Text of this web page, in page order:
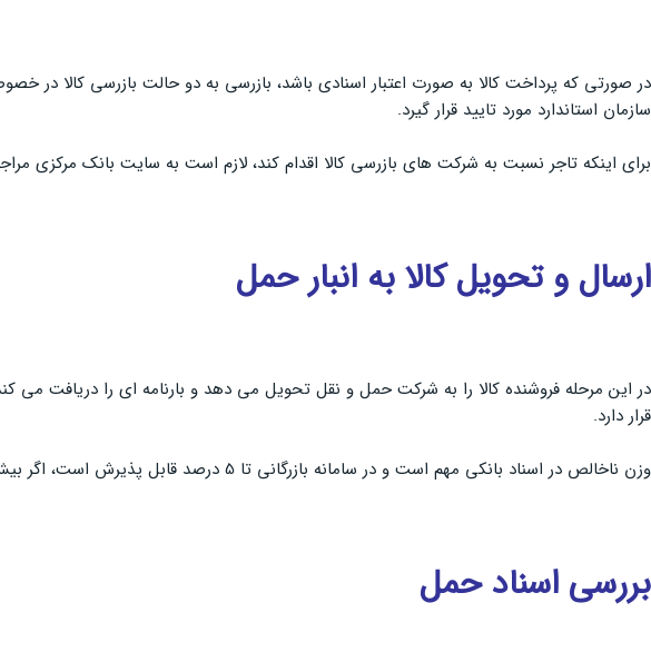
در صورتی که پرداخت کالا به صورت اعتبار اسنادی باشد، بازرسی به دو حالت بازرسی کالا
سازمان استاندارد مورد تایید قرار گیرد.
برای اینکه تاجر نسبت به شرکت های بازرسی کالا اقدام کند، لازم است به سایت بانک مرکزی
ارسال و تحویل کالا به انبار حمل
در این مرحله فروشنده کالا را به شرکت حمل و نقل تحویل می دهد و بارنامه ای را دریافت می
قرار دارد.
وزن ناخالص در اسناد بانکی مهم است و در سامانه بازرگانی تا 5 درصد قابل پذیرش است، اگر بیش تر از این مقدار باشد باید اصلاحیه ای در ثبت سفارش انجام گیرد.
بررسی اسناد حمل